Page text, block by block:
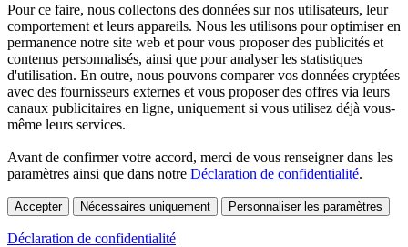
Pour ce faire, nous collectons des données sur nos utilisateurs, leur
comportement et leurs appareils. Nous les utilisons pour optimiser en
permanence notre site web et pour vous proposer des publicités et
contenus personnalisés, ainsi que pour analyser les statistiques
d'utilisation. En outre, nous pouvons comparer vos données cryptées
avec des fournisseurs externes et vous proposer des offres via leurs
canaux publicitaires en ligne, uniquement si vous utilisez déjà vous-
même leurs services.
Avant de confirmer votre accord, merci de vous renseigner dans les
paramètres ainsi que dans notre Déclaration de confidentialité.
Accepter Nécessaires uniquement Personnaliser les paramètres
Déclaration de confidentialité